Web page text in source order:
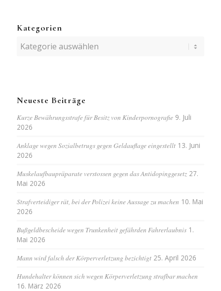
Kategorien
Kategorien
Neueste Beiträge
Kurze Bewährungsstrafe für Besitz von Kinderpornografie 9. Juli
2026
Anklage wegen Sozialbetrugs gegen Geldauflage eingestellt 13. Juni
2026
Muskelaufbaupräparate verstossen gegen das Antidopinggesetz 27.
Mai 2026
Strafverteidiger rät, bei der Polizei keine Aussage zu machen 10. Mai
2026
Bußgeldbescheide wegen Trunkenheit gefährden Fahrerlaubnis 1.
Mai 2026
Mann wird falsch der Körperverletzung bezichtigt 25. April 2026
Hundehalter können sich wegen Körperverletzung strafbar machen
16. März 2026